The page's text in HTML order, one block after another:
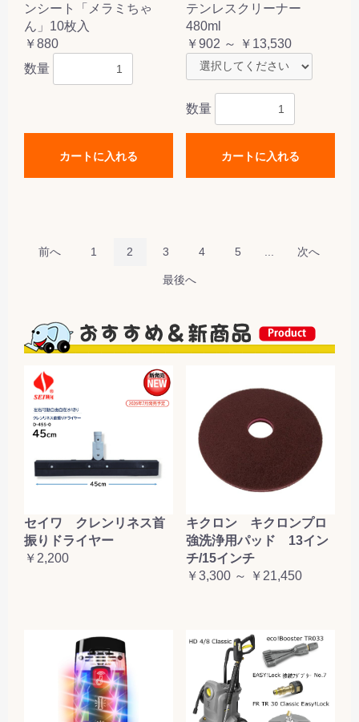
ンシート「メラミちゃ
ん」10枚入
￥880
数量
カートに入れる
テンレスクリーナー
480ml
￥902 ～ ￥13,530
数量
カートに入れる
前へ 1 2 3 4 5 次へ
最後へ
セイワ クレンリネス首
振りドライヤー
￥2,200
キクロン キクロンプロ
強洗浄用パッド 13イン
チ/15インチ
￥3,300 ～ ￥21,450